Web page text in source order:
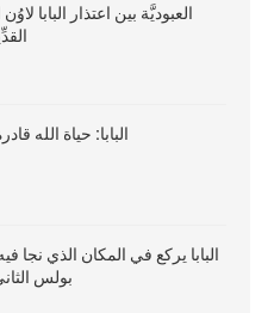
العبوديَّة بين اعتذار البابا
البابا: حياة الله
البابا يركع في المكان الذي نجا
بولس